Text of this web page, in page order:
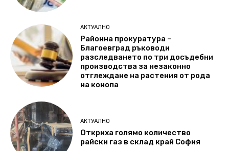
АКТУАЛНО
Районна прокуратура –
Благоевград ръководи
разследването по три досъдебни
производства за незаконно
отглеждане на растения от рода
на конопа
АКТУАЛНО
Откриха голямо количество
райски газ в склад край София